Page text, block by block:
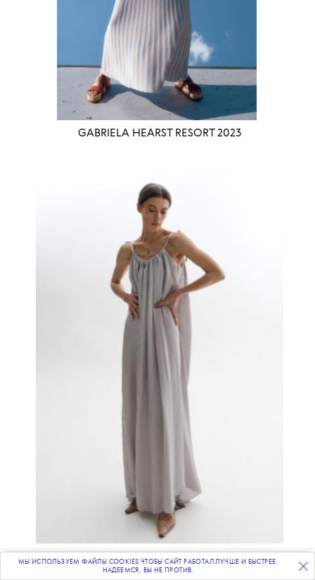
ПОДПИСЫВАЙТЕСЬНА НАШУ ВЕЧЕРНЮЮ РАССЫЛКУ
GABRIELA HEARST RESORT 2023
ПЛАТЬЕOTOCYON
11 000 ₽
МЫ ИСПОЛЬЗУЕМ ФАЙЛЫ COOKIES ЧТОБЫ САЙТ РАБОТАЛ ЛУЧШЕ И БЫСТРЕЕ.
НАДЕЕМСЯ, ВЫ НЕ ПРОТИВ.